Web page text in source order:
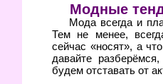
Модные
Мода всегда и
Тем не менее,
сейчас «носят», а
давайте
будем отставать от